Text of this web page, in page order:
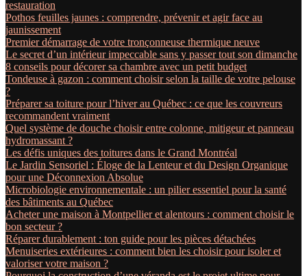
restauration
Pothos feuilles jaunes : comprendre, prévenir et agir face au
jaunissement
Premier démarrage de votre tronçonneuse thermique neuve
Le secret d’un intérieur impeccable sans y passer tout son dimanche
8 conseils pour décorer sa chambre avec un petit budget
Tondeuse à gazon : comment choisir selon la taille de votre pelouse
?
Préparer sa toiture pour l’hiver au Québec : ce que les couvreurs
recommandent vraiment
Quel système de douche choisir entre colonne, mitigeur et panneau
hydromassant ?
Les défis uniques des toitures dans le Grand Montréal
Le Jardin Sensoriel : Éloge de la Lenteur et du Design Organique
pour une Déconnexion Absolue
Microbiologie environnementale : un pilier essentiel pour la santé
des bâtiments au Québec
Acheter une maison à Montpellier et alentours : comment choisir le
bon secteur ?
Réparer durablement : ton guide pour les pièces détachées
Menuiseries extérieures : comment bien les choisir pour isoler et
valoriser votre maison ?